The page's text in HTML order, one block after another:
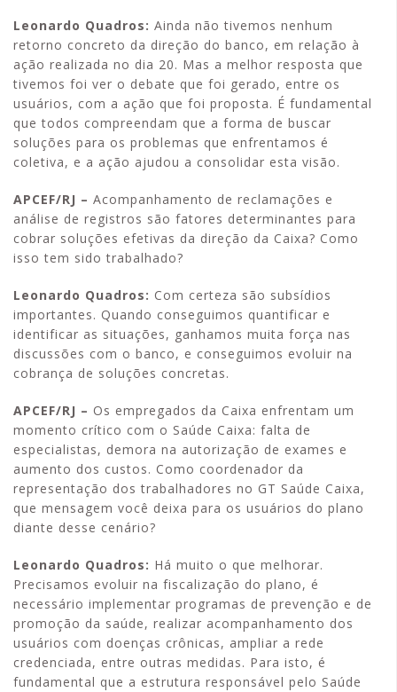
Leonardo Quadros: Ainda não tivemos nenhum
retorno concreto da direção do banco, em relação à
ação realizada no dia 20. Mas a melhor resposta que
tivemos foi ver o debate que foi gerado, entre os
usuários, com a ação que foi proposta. É fundamental
que todos compreendam que a forma de buscar
soluções para os problemas que enfrentamos é
coletiva, e a ação ajudou a consolidar esta visão.
APCEF/RJ – Acompanhamento de reclamações e
análise de registros são fatores determinantes para
cobrar soluções efetivas da direção da Caixa? Como
isso tem sido trabalhado?
Leonardo Quadros: Com certeza são subsídios
importantes. Quando conseguimos quantificar e
identificar as situações, ganhamos muita força nas
discussões com o banco, e conseguimos evoluir na
cobrança de soluções concretas.
APCEF/RJ – Os empregados da Caixa enfrentam um
momento crítico com o Saúde Caixa: falta de
especialistas, demora na autorização de exames e
aumento dos custos. Como coordenador da
representação dos trabalhadores no GT Saúde Caixa,
que mensagem você deixa para os usuários do plano
diante desse cenário?
Leonardo Quadros: Há muito o que melhorar.
Precisamos evoluir na fiscalização do plano, é
necessário implementar programas de prevenção e de
promoção da saúde, realizar acompanhamento dos
usuários com doenças crônicas, ampliar a rede
credenciada, entre outras medidas. Para isto, é
fundamental que a estrutura responsável pelo Saúde